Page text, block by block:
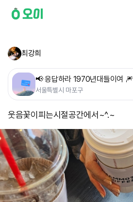
최강희
📢 응답하라 1970년대들이여 🎆
서울특별시 마포구
웃음꽃이피는시절공간에서~^.~